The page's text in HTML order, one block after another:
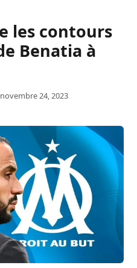
les contours
Benatia à
novembre 24, 2023